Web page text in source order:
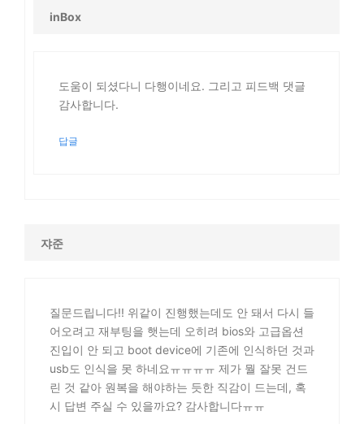
inBox
도움이 되셨다니 다행이네요. 그리고 피드백 댓글
감사합니다.
답글
쟈준
질문드립니다!! 위같이 진행했는데도 안 돼서 다시 들
어오려고 재부팅을 햇는데 오히려 bios와 고급옵션
진입이 안 되고 boot device에 기존에 인식하던 것과
usb도 인식을 못 하네요ㅠㅠㅠㅠ 제가 뭘 잘못 건드
린 것 같아 원복을 해야하는 듯한 직감이 드는데, 혹
시 답변 주실 수 있을까요? 감사합니다ㅠㅠ